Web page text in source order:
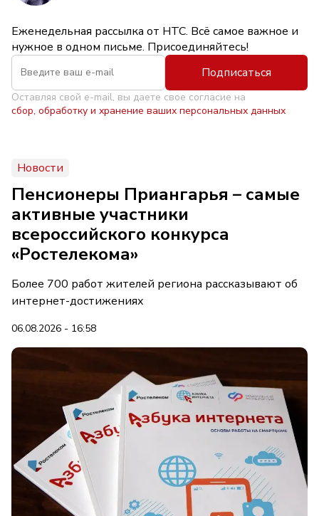
Еженедельная рассылка от НТС. Всё самое важное и
нужное в одном письме. Присоединяйтесь!
Подписаться
Оставляя свой e-mail, вы даете свое согласие на
сбор, обработку и хранение ваших персональных данных
Новости
Пенсионеры Приангарья – самые
активные участники
всероссийского конкурса
«Ростелекома»
Более 700 работ жителей региона рассказывают об
интернет-достижениях
06.08.2026 - 16:58